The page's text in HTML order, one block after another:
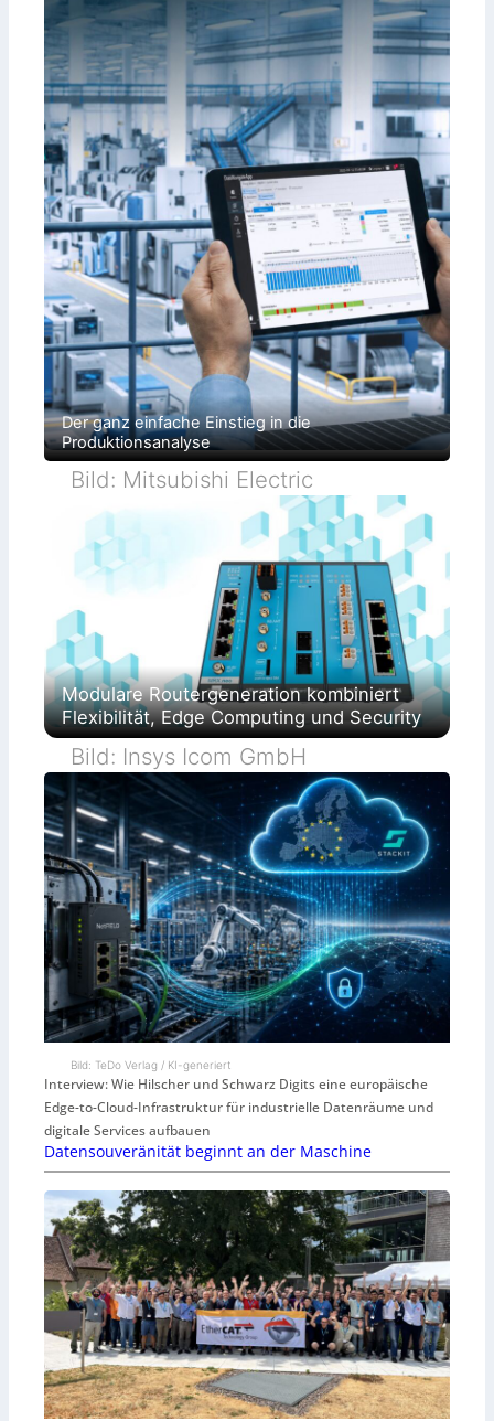
Der ganz einfache Einstieg in die
Produktionsanalyse
Bild: Mitsubishi Electric
Modulare Routergeneration kombiniert
Flexibilität, Edge Computing und Security
Bild: Insys Icom GmbH
Bild: TeDo Verlag / KI-generiert
Interview: Wie Hilscher und Schwarz Digits eine europäische
Edge-to-Cloud-Infrastruktur für industrielle Datenräume und
digitale Services aufbauen
Datensouveränität beginnt an der Maschine